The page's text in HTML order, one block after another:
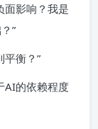
面影响？我是
”
平衡？”
AI的依赖程度